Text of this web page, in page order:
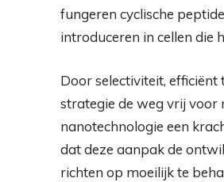
fungeren cyclische
introduceren in cellen die
Door selectiviteit,
strategie de weg vrij
nanotechnologie een
dat deze aanpak de
richten op moeilijk te